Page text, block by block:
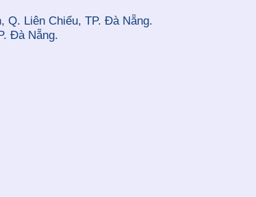
Q. Liên Chiểu, TP. Đà Nẵng.
Đà Nẵng.